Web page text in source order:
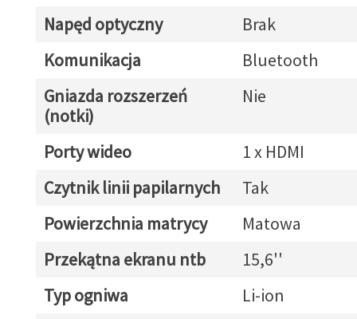
Napęd optyczny
Brak
Komunikacja
Bluetooth
Gniazda rozszerzeń
(notki)
Nie
Porty wideo
1 x HDMI
Czytnik linii papilarnych
Tak
Powierzchnia matrycy
Matowa
Przekątna ekranu ntb
15,6''
Typ ogniwa
Li-ion